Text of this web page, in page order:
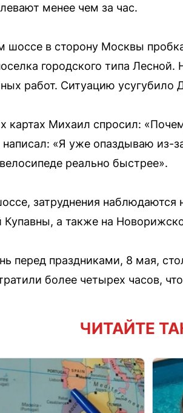
менее чем за час.
шоссе в сторону Москвы
городского типа
работ. Ситуацию
картах Михаил спросил:
«Я уже опаздываю из-
реально быстрее».
затруднения наблюдаются
Купавны, а также на
перед праздниками, 8 мая,
более четырех часов,
ЧИТАЙТЕ